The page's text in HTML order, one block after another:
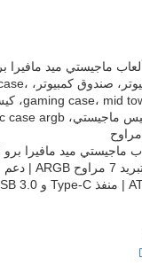
الميكروفون
مع رأس دوار مستقل،
من الاستخدامات
Tower | تبريد 7 مراوح ARGB | دعم